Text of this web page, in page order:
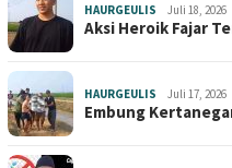
HAURGEULIS Juli 18, 2026
Aksi Heroik Fajar
HAURGEULIS Juli 17, 2026
Embung